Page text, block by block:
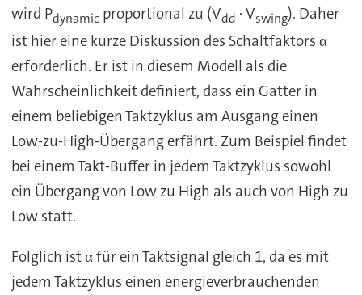
wird Pdynamicproportional zu (Vdd · Vswing). Daher
ist hier eine kurze Diskussion des Schaltfaktors α
erforderlich. Er ist in diesem Modell als die
Wahrscheinlichkeit definiert, dass ein Gatter in
einem beliebigen Taktzyklus am Ausgang einen
Low-zu-High-Übergang erfährt. Zum Beispiel findet
bei einem Takt-Buffer in jedem Taktzyklus sowohl
ein Übergang von Low zu High als auch von High zu
Low statt.
Folglich ist α für ein Taktsignal gleich 1, da es mit
jedem Taktzyklus einen energieverbrauchenden